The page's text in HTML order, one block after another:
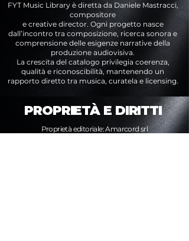
FYT Music Library è diretta da Daniele Mastracci,
compositore
e creative director. Ogni progetto nasce
dall’incontro tra composizione, ricerca sonora e
comprensione delle esigenze narrative della
produzione audiovisiva.
La crescita del catalogo privilegia coerenza,
qualità e riconoscibilità, mantenendo un
rapporto diretto tra musica, curatela e licensing.
PROPRIETÀ E DIRITTI
Proprietà editoriale: Amarcord srl